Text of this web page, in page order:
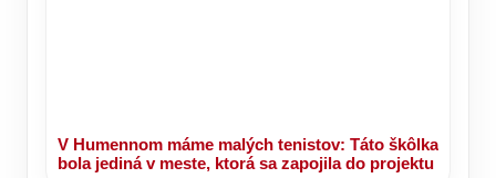
V Humennom máme malých tenistov: Táto škôlka
bola jediná v meste, ktorá sa zapojila do projektu